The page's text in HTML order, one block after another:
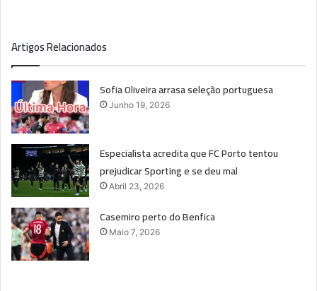
Artigos Relacionados
Sofia Oliveira arrasa seleção portuguesa
Junho 19, 2026
Especialista acredita que FC Porto tentou
prejudicar Sporting e se deu mal
Abril 23, 2026
Casemiro perto do Benfica
Maio 7, 2026